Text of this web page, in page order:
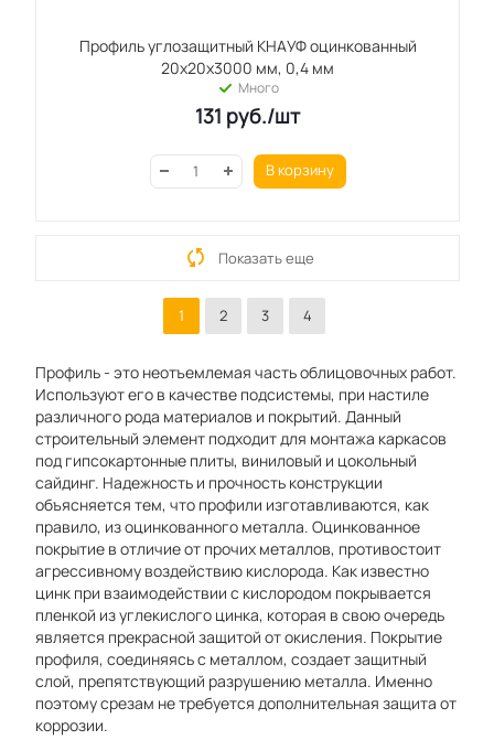
Профиль углозащитный КНАУФ оцинкованный
20x20x3000 мм, 0,4 мм
Много
131 руб./шт
В корзину
Показать еще
1 2 3 4
Профиль - это неотъемлемая часть облицовочных работ.
Используют его в качестве подсистемы, при настиле
различного рода материалов и покрытий. Данный
строительный элемент подходит для монтажа каркасов
под гипсокартонные плиты, виниловый и цокольный
сайдинг. Надежность и прочность конструкции
объясняется тем, что профили изготавливаются, как
правило, из оцинкованного металла. Оцинкованное
покрытие в отличие от прочих металлов, противостоит
агрессивному воздействию кислорода. Как известно
цинк при взаимодействии с кислородом покрывается
пленкой из углекислого цинка, которая в свою очередь
является прекрасной защитой от окисления. Покрытие
профиля, соединяясь с металлом, создает защитный
слой, препятствующий разрушению металла. Именно
поэтому срезам не требуется дополнительная защита от
коррозии.